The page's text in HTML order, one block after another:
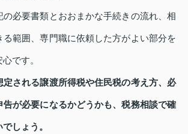
の必要書類とおおまかな手続きの流れ、相
る範囲、専門職に依頼した方がよい部分を
です。
定される譲渡所得税や住民税の考え方、必
告が必要になるかどうかも、税務相談で確
しょう。